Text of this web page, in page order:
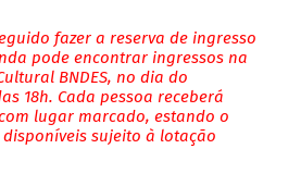
fazer a reserva de ingresso
pode encontrar ingressos na
BNDES, no dia do
18h. Cada pessoa receberá
lugar marcado, estando o
sujeito à lotação